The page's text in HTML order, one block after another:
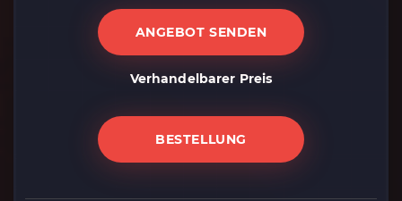
ANGEBOT SENDEN
Verhandelbarer Preis
BESTELLUNG